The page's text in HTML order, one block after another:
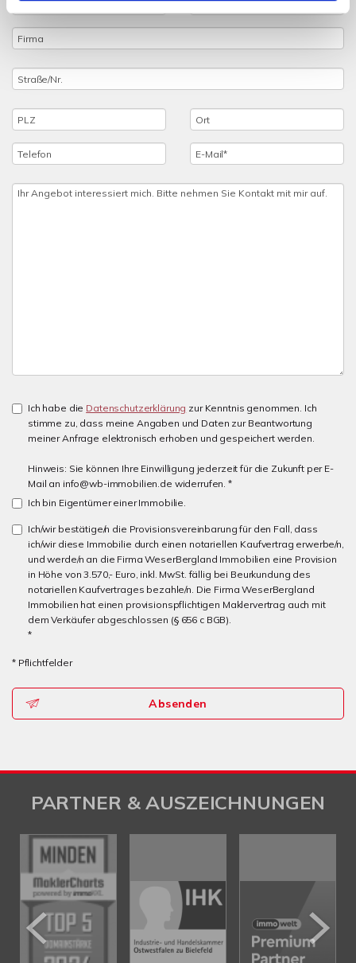
Ich habe die Datenschutzerklärung zur Kenntnis genommen. Ich
stimme zu, dass meine Angaben und Daten zur Beantwortung
meiner Anfrage elektronisch erhoben und gespeichert werden.
Hinweis: Sie können Ihre Einwilligung jederzeit für die Zukunft per E-
Mail an info@wb-immobilien.de widerrufen. *
Ich bin Eigentümer einer Immobilie.
Ich/wir bestätige/n die Provisionsvereinbarung für den Fall, dass
ich/wir diese Immobilie durch einen notariellen Kaufvertrag erwerbe/n,
und werde/n an die Firma WeserBergland Immobilien eine Provision
in Höhe von 3.570,- Euro, inkl. MwSt. fällig bei Beurkundung des
notariellen Kaufvertrages bezahle/n. Die Firma WeserBergland
Immobilien hat einen provisionspflichtigen Maklervertrag auch mit
dem Verkäufer abgeschlossen (§ 656 c BGB).
*
* Pflichtfelder
Absenden
PARTNER & AUSZEICHNUNGEN